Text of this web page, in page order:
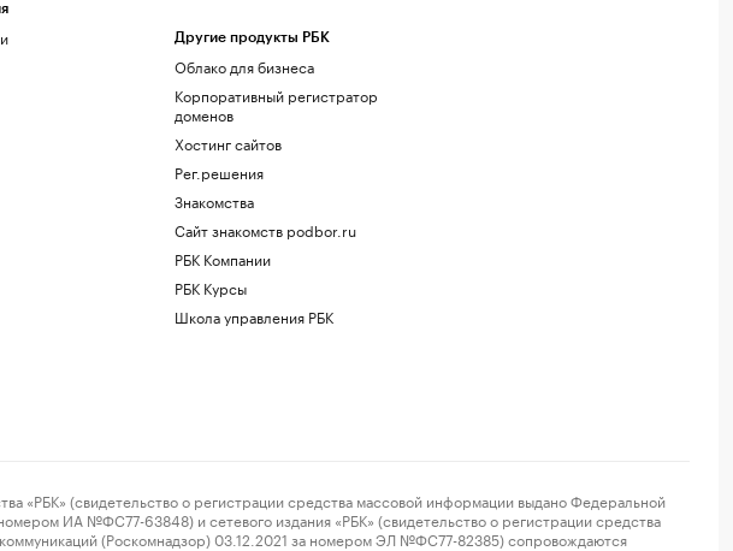
Другие продукты РБК
Облако для бизнеса
Корпоративный регистратор
доменов
Хостинг сайтов
Рег.решения
Знакомства
Сайт знакомств podbor.ru
РБК Компании
РБК Курсы
Школа управления РБК
(свидетельство о регистрации средства массовой информации выдано Федеральной
ИА №ФС77-63848) и сетевого издания «РБК» (свидетельство о регистрации средства
(Роскомнадзор) 03.12.2021 за номером ЭЛ №ФС77-82385) сопровождаются